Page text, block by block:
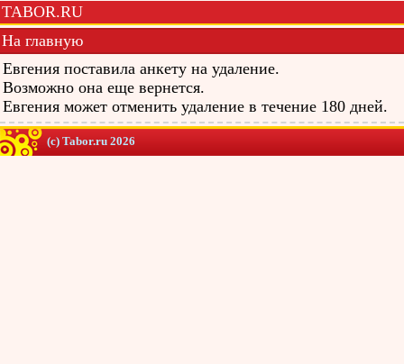
TABOR.RU
На главную
Евгения поставила анкету на удаление.
Возможно она еще вернется.
Евгения может отменить удаление в течение 180 дней.
(c) Tabor.ru 2026